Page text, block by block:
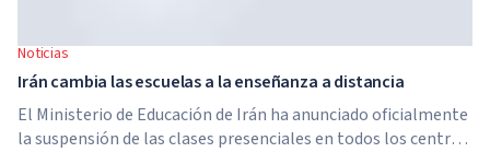
Noticias
Irán cambia las escuelas a la enseñanza a distancia
El Ministerio de Educación de Irán ha anunciado oficialmente
la suspensión de las clases presenciales en todos los centros